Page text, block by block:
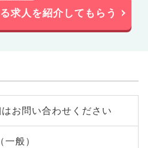
求人を紹介してもらう
お問い合わせください
般）